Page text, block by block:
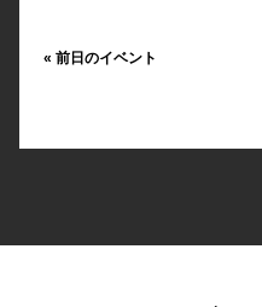
« 前日のイベント